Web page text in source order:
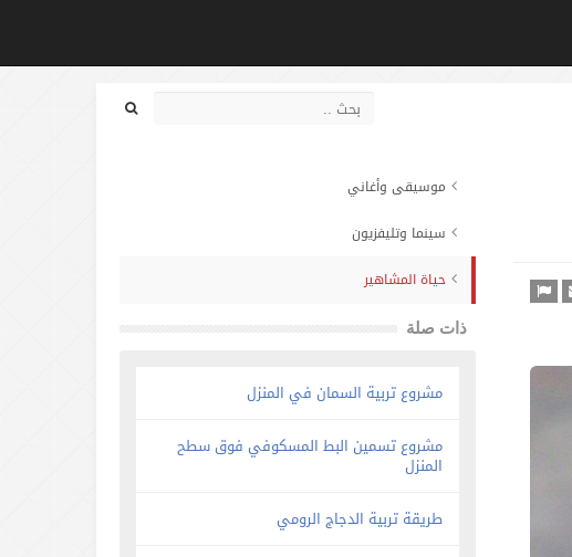
موسيقى وأغاني
سينما وتليفزيون
حياة المشاهير
ذات صلة
مشروع تربية السمان في المنزل
مشروع تسمين البط المسكوفي فوق سطح
المنزل
طريقة تربية الدجاج الرومي